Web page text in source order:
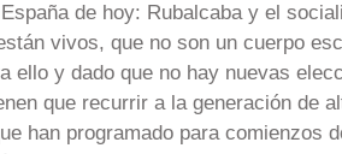
de hoy: Rubalcaba y el
vivos, que no son un cuerpo
ello y dado que no hay nuevas
que recurrir a la generación de
han programado para comienzos